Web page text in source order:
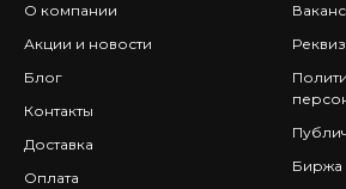
О компании
Акции и новости
Блог
Контакты
Доставка
Оплата
Биржа